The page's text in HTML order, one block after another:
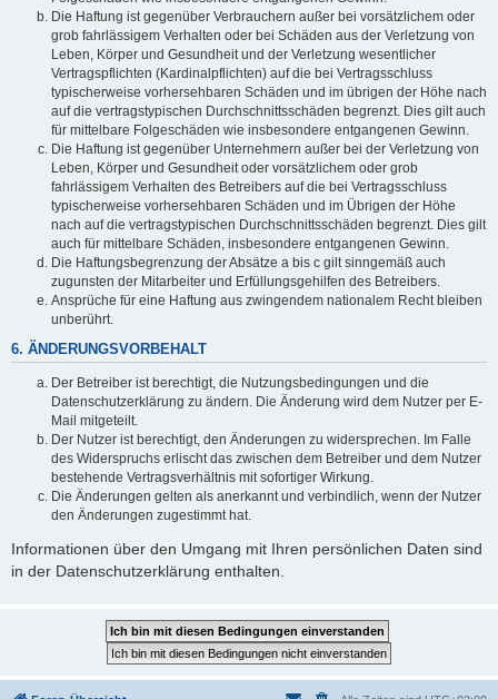
Die Haftung ist gegenüber Verbrauchern außer bei vorsätzlichem oder
grob fahrlässigem Verhalten oder bei Schäden aus der Verletzung von
Leben, Körper und Gesundheit und der Verletzung wesentlicher
Vertragspflichten (Kardinalpflichten) auf die bei Vertragsschluss
typischerweise vorhersehbaren Schäden und im übrigen der Höhe nach
auf die vertragstypischen Durchschnittsschäden begrenzt. Dies gilt auch
für mittelbare Folgeschäden wie insbesondere entgangenen Gewinn.
Die Haftung ist gegenüber Unternehmern außer bei der Verletzung von
Leben, Körper und Gesundheit oder vorsätzlichem oder grob
fahrlässigem Verhalten des Betreibers auf die bei Vertragsschluss
typischerweise vorhersehbaren Schäden und im Übrigen der Höhe
nach auf die vertragstypischen Durchschnittsschäden begrenzt. Dies gilt
auch für mittelbare Schäden, insbesondere entgangenen Gewinn.
Die Haftungsbegrenzung der Absätze a bis c gilt sinngemäß auch
zugunsten der Mitarbeiter und Erfüllungsgehilfen des Betreibers.
Ansprüche für eine Haftung aus zwingendem nationalem Recht bleiben
unberührt.
6. ÄNDERUNGSVORBEHALT
Der Betreiber ist berechtigt, die Nutzungsbedingungen und die
Datenschutzerklärung zu ändern. Die Änderung wird dem Nutzer per E-
Mail mitgeteilt.
Der Nutzer ist berechtigt, den Änderungen zu widersprechen. Im Falle
des Widerspruchs erlischt das zwischen dem Betreiber und dem Nutzer
bestehende Vertragsverhältnis mit sofortiger Wirkung.
Die Änderungen gelten als anerkannt und verbindlich, wenn der Nutzer
den Änderungen zugestimmt hat.
Informationen über den Umgang mit Ihren persönlichen Daten sind
in der Datenschutzerklärung enthalten.